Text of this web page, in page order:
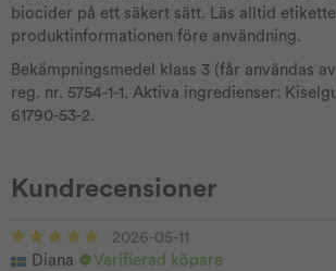
biocider på ett säkert sätt. Läs alltid
produktinformationen före användning.
Bekämpningsmedel klass 3 (får användas
reg. nr. 5754-1-1. Aktiva ingredienser:
61790-53-2.
Kundrecensioner
2026-05-11
Diana
Verifierad köpare